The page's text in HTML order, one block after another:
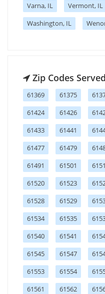
Varna, IL
Vermont, IL
Washington, IL
Zip Codes
61369 61375
61424
61426
61433
61441
61477
61479
61491
61501
61520
61523
61528
61529
61534
61535
61540
61541
61545
61547
61553
61554
61561
61562